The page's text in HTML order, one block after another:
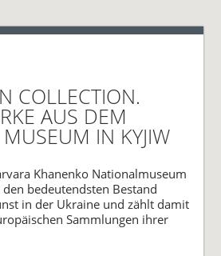
COLLECTION.
AUS DEM
IN KYJIW
Khanenko Nationalmuseum
bedeutendsten Bestand
in der Ukraine und zählt damit
Sammlungen ihrer